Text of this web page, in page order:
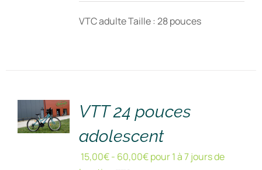
VTC adulte Taille : 28 pouces
DÉTAILS
VTT 24 pouces
adolescent
15,00€- 60,00€pour 1 à 7 jours de